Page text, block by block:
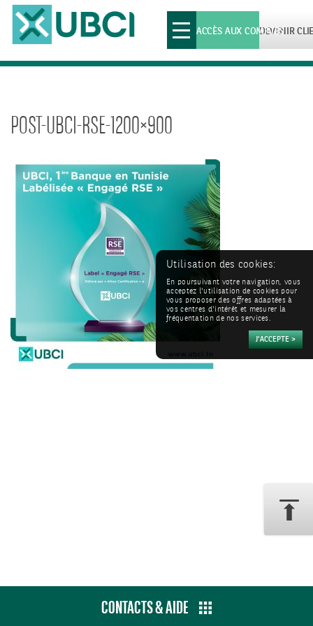
Toggle
navigationDEVENIR
ACCÈS AUX COMPTES
POST-UBCI-RSE-1200×900
CONTACTS & AIDE
Utilisation des cookies:
En poursuivant votre navigation, vous
acceptez l'utilisation de cookies pour
vous proposer des offres adaptées à
vos centres d'intérêt et mesurer la
fréquentation de nos services.